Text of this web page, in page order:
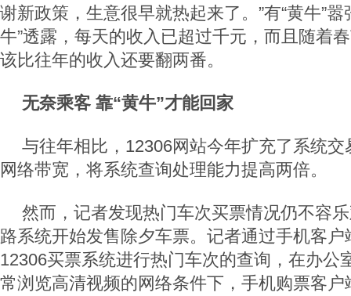
谢新政策，生意很早就热起来了。”有“黄牛”嚣
牛”透露，每天的收入已超过千元，而且随着
该比往年的收入还要翻两番。
无奈乘客 靠“黄牛”才能回家
与往年相比，12306网站今年扩充了系统
网络带宽，将系统查询处理能力提高两倍。
然而，记者发现热门车次买票情况仍不容
路系统开始发售除夕车票。记者通过手机客
12306买票系统进行热门车次的查询，在办公
常浏览高清视频的网络条件下，手机购票客